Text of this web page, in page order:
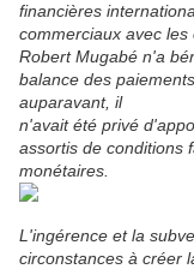
financières
commerciaux avec
Robert Mugabé n'a
balance des
auparavant, il
n'avait été privé
assortis de conditions
monétaires.
L'ingérence et la
circonstances à créer